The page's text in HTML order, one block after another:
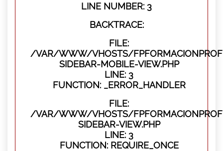
LINE NUMBER: 3
BACKTRACE:
FILE:
/VAR/WWW/VHOSTS/
SIDEBAR-MOBILE-VIEW.PHP
LINE: 3
FUNCTION: _ERROR_HANDLER
FILE:
/VAR/WWW/VHOSTS/
SIDEBAR-VIEW.PHP
LINE: 3
FUNCTION: REQUIRE_ONCE